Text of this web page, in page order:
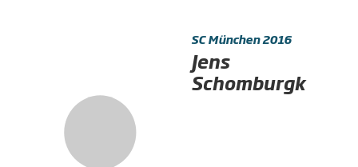
SC München 2016
Jens
Schomburgk